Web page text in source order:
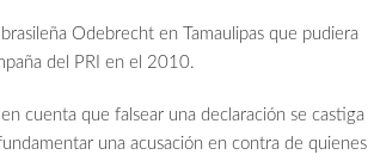
Odebrecht en Tamaulipas que pudiera
del PRI en el 2010.
que falsear una declaración se castiga
una acusación en contra de quienes